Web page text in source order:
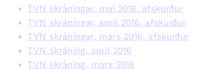
TVN skráningar, maí 2016, afskurður
TVN skráningar, apríl 2016, afskurður
TVN skráningar, mars 2016, afskurður
TVN skráning, apríl 2016
TVN skráning, mars 2016